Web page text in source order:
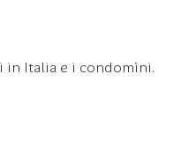
in Italia e i condomìni.